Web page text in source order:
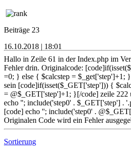
Beiträge 23
16.10.2018 | 18:01
Hallo in Zeile 61 in der Index.php im
Fehler drin. Originalcode:
=0; } else { $calcstep = $_get['step']+1;
sein [code]if(isset($_GET['step'])) {
= @$_GET['step']+1; }[/code] zeile 222
echo ''; include('step0' . $_GET['step'] .
[code] echo ''; include('step0' .
Originalen Code wird ein Fehler
Sortierung